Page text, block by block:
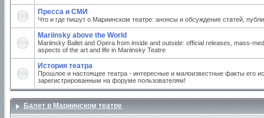
Пресса и СМИ
Что и где пишут о Мариинском театре: анонсы и обсуждение статей,
Mariinsky above the World
Mariinsky Ballet and Opera from inside and outside: official releases, mass-
aspects of the art and life in Mariinsky Teatre
История театра
Прошлое и настоящее театра - интересные и малоизвестные факты его
зарегистрированным на форуме пользователям!
Балет в Мариинском театре